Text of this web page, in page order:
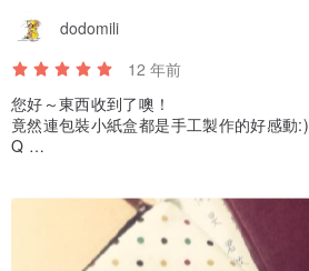
dodomili
12 年前
您好～東西收到了噢！
竟然連包裝小紙盒都是手工製作的好感動:) 雖然有點被郵差壓到了Q
Q
點想偷偷留著了:)
謝謝你的用心和創作喔！